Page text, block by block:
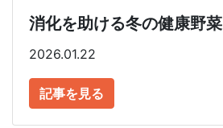
消化を助ける冬の健康野菜
2026.01.22
記事を見る